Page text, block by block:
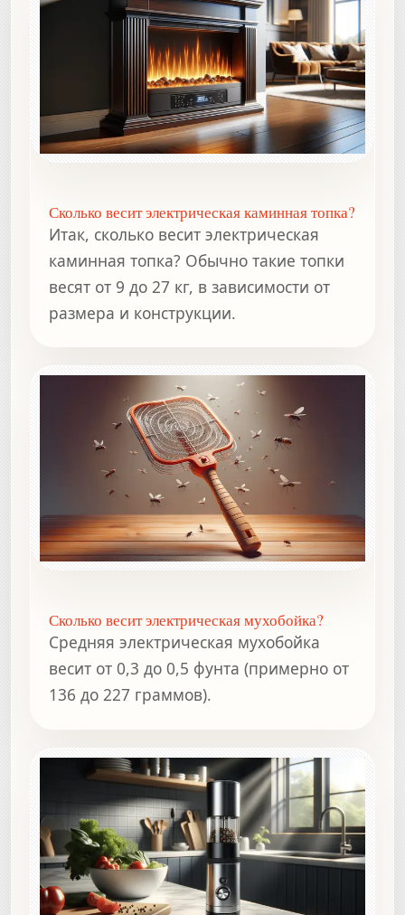
Сколько весит электрическая каминная топка?
Итак, сколько весит электрическая
каминная топка? Обычно такие топки
весят от 9 до 27 кг, в зависимости от
размера и конструкции.
Сколько весит электрическая мухобойка?
Средняя электрическая мухобойка
весит от 0,3 до 0,5 фунта (примерно от
136 до 227 граммов).